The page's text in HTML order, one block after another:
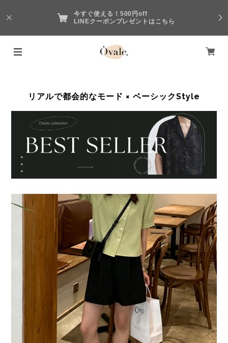
今すぐ使える！500円off
LINEクーポンプレゼントはこちら
リアルで都会的なモード × ベーシックStyle